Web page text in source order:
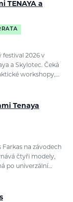
TENAYA a
festival 2026 v
a Skylotec. Čeká
workshopy,…
Tenaya
Farkas na závodech
čtyři modely,
po univerzální…